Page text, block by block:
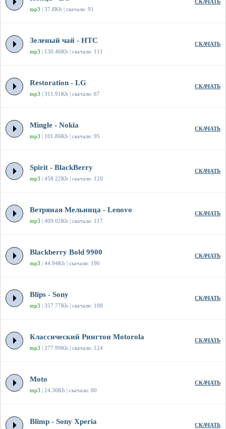
mp3 | 37.8Kb | скачали: 91
СКАЧАТЬ
Зеленый чай - HTC
mp3 | 130.46Kb | скачали: 111
СКАЧАТЬ
Restoration - LG
mp3 | 311.91Kb | скачали: 67
СКАЧАТЬ
Mingle - Nokia
mp3 | 101.86Kb | скачали: 95
СКАЧАТЬ
Spirit - BlackBerry
mp3 | 458.22Kb | скачали: 120
СКАЧАТЬ
Ветряная Мельница - Lenovo
mp3 | 409.02Kb | скачали: 117
СКАЧАТЬ
Blackberry Bold 9900
mp3 | 44.94Kb | скачали: 196
СКАЧАТЬ
Blips - Sony
mp3 | 357.77Kb | скачали: 108
СКАЧАТЬ
Классический Рингтон Motorola
mp3 | 277.99Kb | скачали: 124
СКАЧАТЬ
Moto
mp3 | 24.36Kb | скачали: 80
СКАЧАТЬ
Blimp - Sony Xperia СКАЧАТЬ